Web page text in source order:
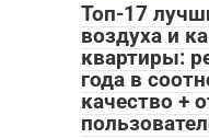
Топ-17
воздуха и
квартиры:
года в
качество +